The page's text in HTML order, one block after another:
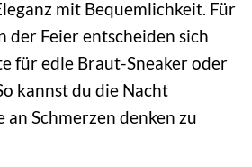
mit Bequemlichkeit. Für
der Feier entscheiden sich
für edle Braut-Sneaker oder
kannst du die Nacht
Schmerzen denken zu